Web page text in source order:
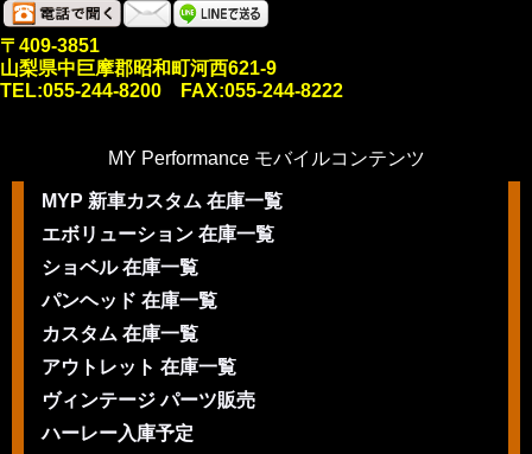
〒409-3851
山梨県中巨摩郡昭和町河西621-9
TEL:055-244-8200 FAX:055-244-8222
MY Performance モバイルコンテンツ
MYP 新車カスタム 在庫一覧
エボリューション 在庫一覧
ショベル 在庫一覧
パンヘッド 在庫一覧
カスタム 在庫一覧
アウトレット 在庫一覧
ヴィンテージ パーツ販売
ハーレー入庫予定